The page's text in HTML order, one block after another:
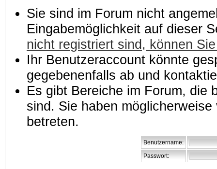
Sie sind im Forum nicht
Eingabemöglichkeit auf dieser
nicht registriert sind, können
Ihr Benutzeraccount könnte
gegebenenfalls ab und
Es gibt Bereiche im Forum, die
sind. Sie haben
betreten.
Benutzername:
Passwort: